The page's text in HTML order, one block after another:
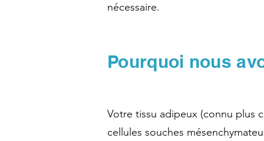
nécessaire.
Pourquoi nous
Votre tissu adipeux (connu plus
cellules souches